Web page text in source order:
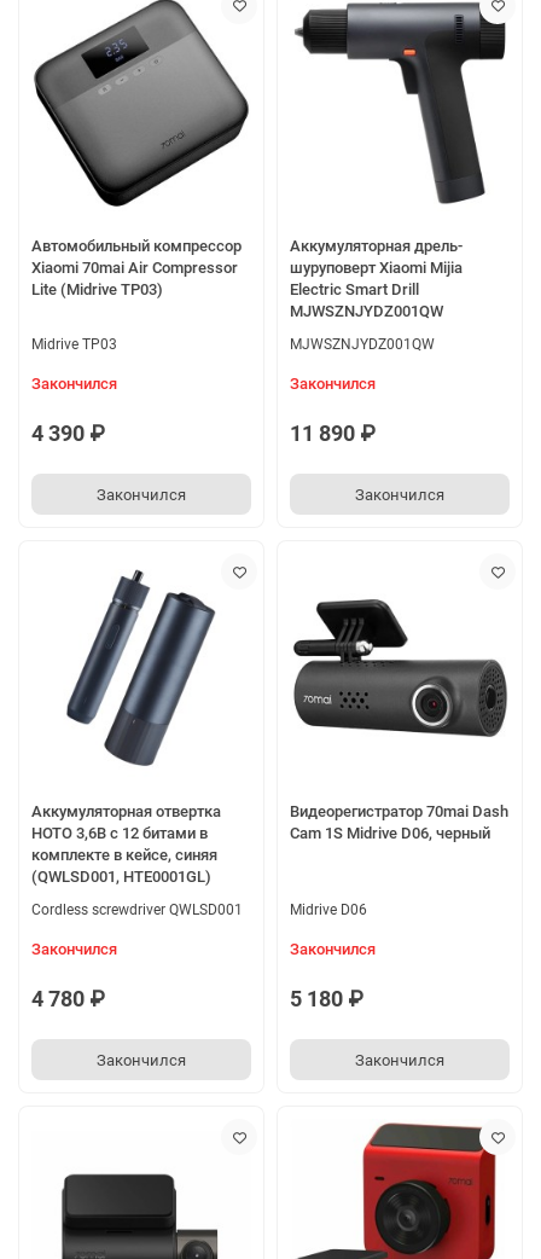
Автомобильный компрессор
Xiaomi 70mai Air Compressor
Lite (Midrive TP03)
Midrive TP03
Закончился
4 390 ₽
Закончился
Аккумуляторная дрель-
шуруповерт Xiaomi Mijia
Electric Smart Drill
MJWSZNJYDZ001QW
MJWSZNJYDZ001QW
Закончился
11 890 ₽
Закончился
Аккумуляторная отвертка
HOTO 3,6В с 12 битами в
комплекте в кейсе, синяя
(QWLSD001, HTE0001GL)
Cordless screwdriver QWLSD001
Закончился
4 780 ₽
Закончился
Видеорегистратор 70mai Dash
Cam 1S Midrive D06, черный
Midrive D06
Закончился
5 180 ₽
Закончился